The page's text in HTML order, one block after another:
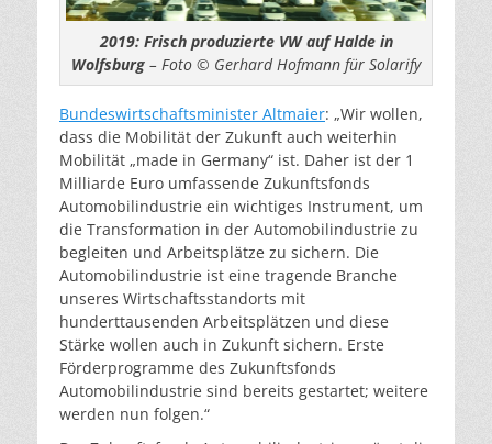
2019: Frisch produzierte VW auf Halde in
Wolfsburg – Foto © Gerhard Hofmann für Solarify
Bundeswirtschaftsminister Altmaier: „Wir wollen,
dass die Mobilität der Zukunft auch weiterhin
Mobilität „made in Germany“ ist. Daher ist der 1
Milliarde Euro umfassende Zukunftsfonds
Automobilindustrie ein wichtiges Instrument, um
die Transformation in der Automobilindustrie zu
begleiten und Arbeitsplätze zu sichern. Die
Automobilindustrie ist eine tragende Branche
unseres Wirtschaftsstandorts mit
hunderttausenden Arbeitsplätzen und diese
Stärke wollen auch in Zukunft sichern. Erste
Förderprogramme des Zukunftsfonds
Automobilindustrie sind bereits gestartet; weitere
werden nun folgen.“